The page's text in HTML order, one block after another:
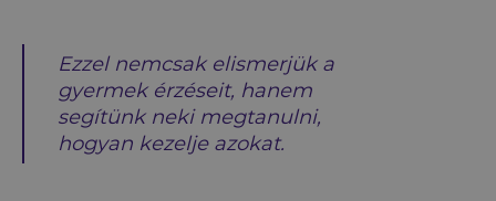
Ezzel nemcsak elismerjük a
gyermek érzéseit, hanem
segítünk neki megtanulni,
hogyan kezelje azokat.